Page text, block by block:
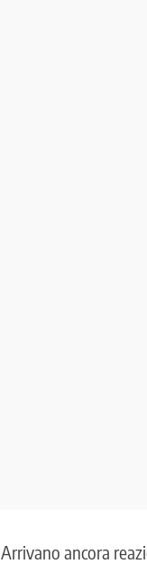
Arrivano ancora